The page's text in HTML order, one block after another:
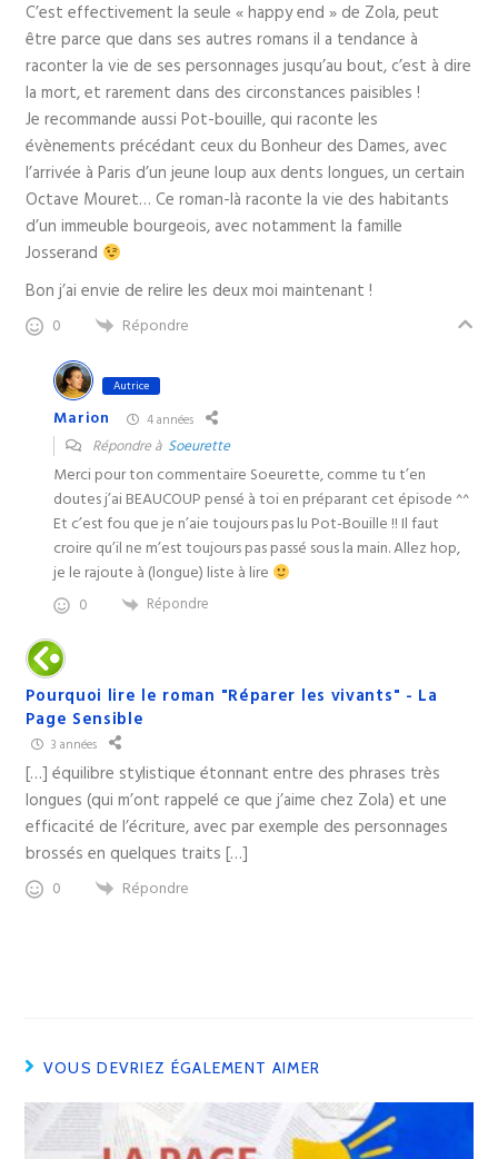
C’est effectivement la seule « happy end » de Zola, peut
être parce que dans ses autres romans il a tendance à
raconter la vie de ses personnages jusqu’au bout, c’est à dire
la mort, et rarement dans des circonstances paisibles !
Je recommande aussi Pot-bouille, qui raconte les
évènements précédant ceux du Bonheur des Dames, avec
l’arrivée à Paris d’un jeune loup aux dents longues, un certain
Octave Mouret… Ce roman-là raconte la vie des habitants
d’un immeuble bourgeois, avec notamment la famille
Josserand
Bon j’ai envie de relire les deux moi maintenant !
0 Répondre
Autrice
Marion 4 années
Répondre à Soeurette
Merci pour ton commentaire Soeurette, comme tu t’en
doutes j’ai BEAUCOUP pensé à toi en préparant cet épisode ^^
Et c’est fou que je n’aie toujours pas lu Pot-Bouille !! Il faut
croire qu’il ne m’est toujours pas passé sous la main. Allez hop,
je le rajoute à (longue) liste à lire
0 Répondre
Pourquoi lire le roman "Réparer les vivants" - La
Page Sensible
3 années
[…] équilibre stylistique étonnant entre des phrases très
longues (qui m’ont rappelé ce que j’aime chez Zola) et une
efficacité de l’écriture, avec par exemple des personnages
brossés en quelques traits […]
0 Répondre
VOUS DEVRIEZ ÉGALEMENT AIMER